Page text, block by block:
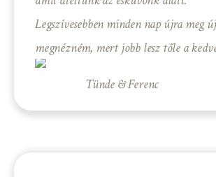
Legszívesebben minden nap újra meg
megnézném, mert jobb lesz tőle a
Tünde & Ferenc